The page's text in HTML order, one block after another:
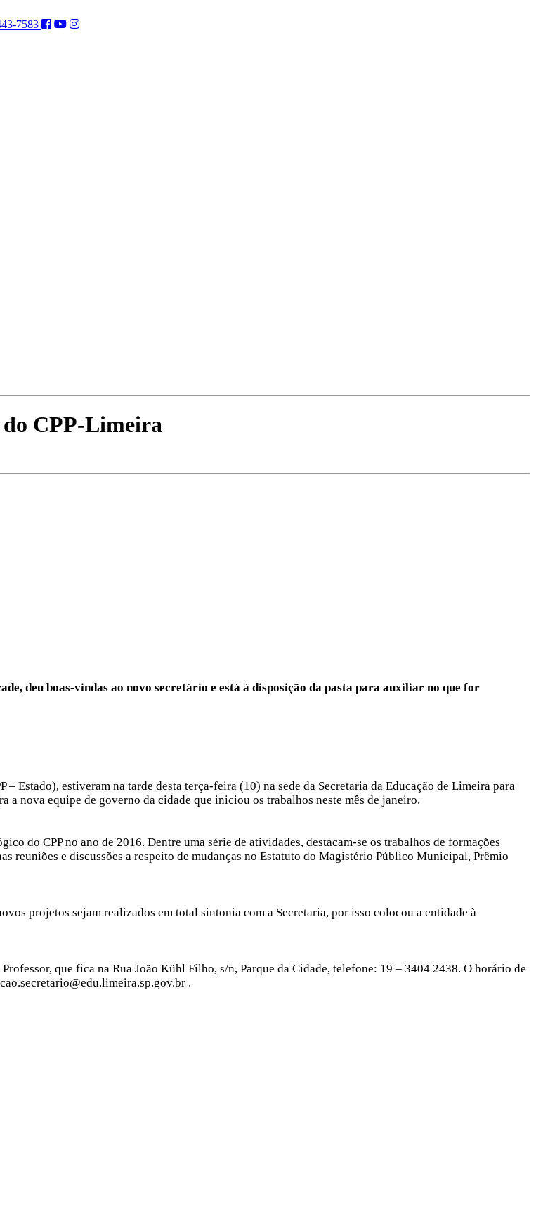
7583
do CPP-Limeira
deu boas-vindas ao novo secretário e está à disposição da pasta para auxiliar no que for
Estado), estiveram na tarde desta terça-feira (10) na sede da Secretaria da Educação de Limeira para
nova equipe de governo da cidade que iniciou os trabalhos neste mês de janeiro.
do CPP no ano de 2016. Dentre uma série de atividades, destacam-se os trabalhos de formações
reuniões e discussões a respeito de mudanças no Estatuto do Magistério Público Municipal, Prêmio
projetos sejam realizados em total sintonia com a Secretaria, por isso colocou a entidade à
que fica na Rua João Kühl Filho, s/n, Parque da Cidade, telefone: 19 – 3404 2438. O horário de
.